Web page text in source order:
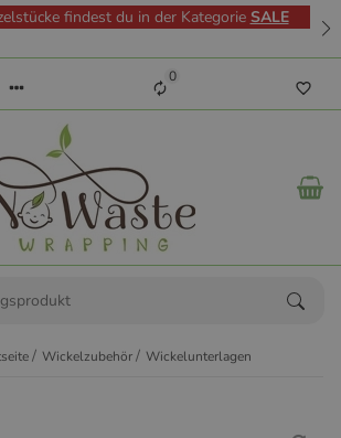
findest du in der Kategorie SALE
0
Wickelzubehör Wickelunterlagen